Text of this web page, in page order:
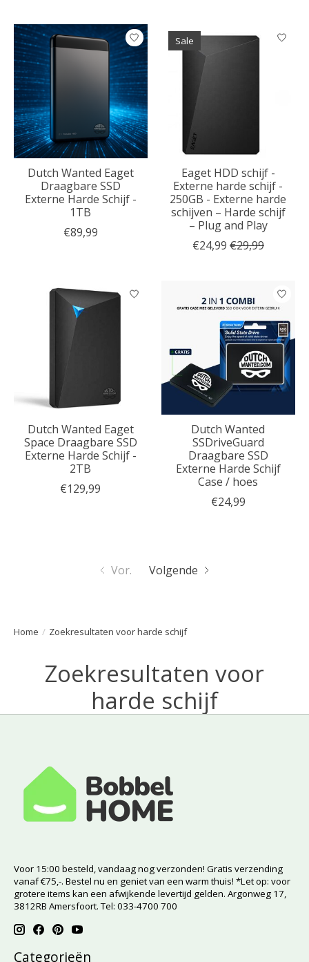
Home / Zoekresultaten voor harde schijf
Zoekresultaten voor
harde schijf
Dutch Wanted Eaget
Draagbare SSD
Externe Harde Schijf -
1TB
€89,99
Sale
Eaget HDD schijf -
Externe harde schijf -
250GB - Externe harde
schijven – Harde schijf
– Plug and Play
€24,99 €29,99
Dutch Wanted Eaget
Space Draagbare SSD
Externe Harde Schijf -
2TB
€129,99
Dutch Wanted
SSDriveGuard
Draagbare SSD
Externe Harde Schijf
Case / hoes
€24,99
Vor. Volgende
Voor 15:00 besteld, vandaag nog verzonden! Gratis verzending
vanaf €75,-. Bestel nu en geniet van een warm thuis! *Let op: voor
grotere items kan een afwijkende levertijd gelden. Argonweg 17,
3812RB Amersfoort. Tel: 033-4700 700
Categorieën